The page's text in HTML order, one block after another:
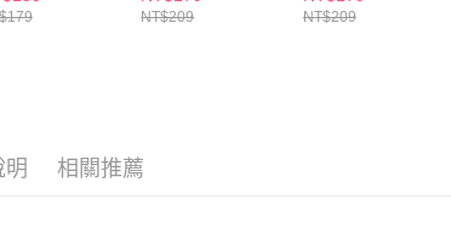
NT$209 NT$209
明 相關推薦